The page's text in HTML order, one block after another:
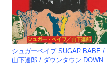
シュガーベイブ SUGAR BABE /
山下達郎 / ダウンタウン DOWN